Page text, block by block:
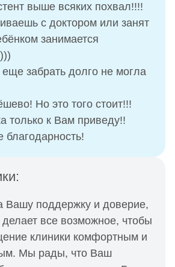
выше всяких похвал!!!!
с доктором или занят
занимается
забрать долго не могла
Но это того стоит!!!
только к Вам приведу!!
благодарность!
Вашу поддержку и доверие,
все возможное, чтобы
клиники комфортным и
Мы рады, что Ваш